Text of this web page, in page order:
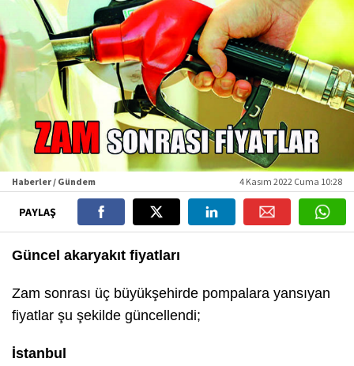
Haberler / Gündem 4 Kasım 2022 Cuma 10:28
PAYLAŞ
Güncel akaryakıt fiyatları
Zam sonrası üç büyükşehirde pompalara yansıyan
fiyatlar şu şekilde güncellendi;
İstanbul